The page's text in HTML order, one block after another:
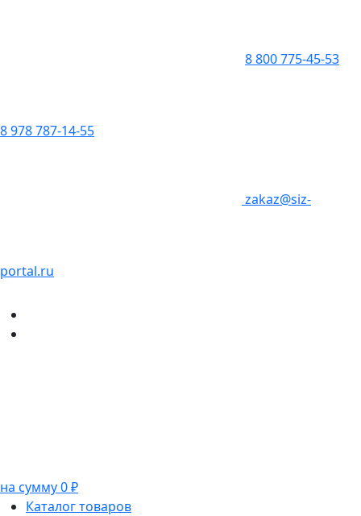
8 800 775-45-53
8 978 787-14-55
zakaz@siz-
portal.ru
на сумму 0 ₽
Каталог товаров